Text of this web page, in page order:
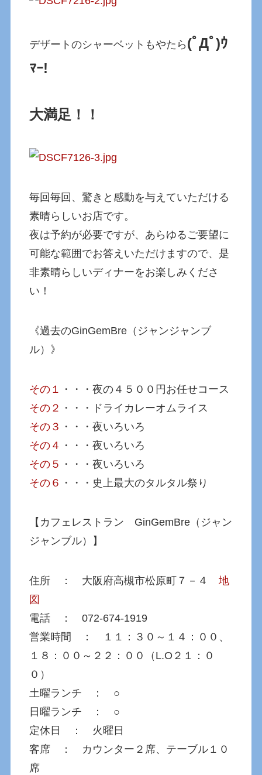
デザートのシャーベットもやたら (ﾟДﾟ)ｳ
ﾏｰ!
大満足！！
毎回毎回、驚きと感動を与えていただける
素晴らしいお店です。
夜は予約が必要ですが、あらゆるご要望に
可能な範囲でお答えいただけますので、是
非素晴らしいディナーをお楽しみくださ
い！
《過去のGinGemBre（ジャンジャンブ
ル）》
その１ ・・・夜の４５００円お任せコース
その２ ・・・ドライカレーオムライス
その３ ・・・夜いろいろ
その４ ・・・夜いろいろ
その５ ・・・夜いろいろ
その６ ・・・史上最大のタルタル祭り
【カフェレストラン GinGemBre（ジャン
ジャンブル）】
住所 ： 大阪府高槻市松原町７－４地
図
電話 ： 072-674-1919
営業時間 ： １１：３０～１４：００、
１８：００～２２：００（L.O２１：０
０）
土曜ランチ ： ○
日曜ランチ ： ○
定休日 ： 火曜日
客席 ： カウンター２席、テーブル１０
席